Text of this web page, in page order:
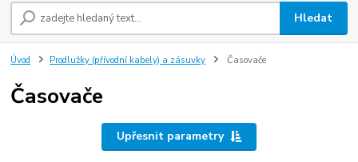
Hledat
Úvod Prodlužky (přívodní kabely) a zásuvky Časovače
Časovače
Upřesnit parametry